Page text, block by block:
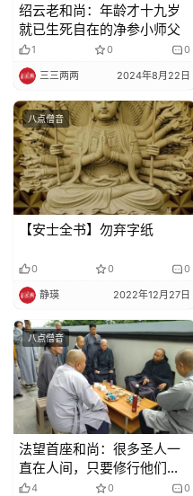
绍云老和尚：年龄才十九岁
就已生死自在的净参小师父
1 0 0
三三两两 2024年8月22日
八点僧音
【安士全书】勿弃字纸
0 0 0
静瑛 2022年12月27日
八点僧音
法望首座和尚：很多圣人一
直在人间，只要修行他们会
来保护我们的
4 0 0